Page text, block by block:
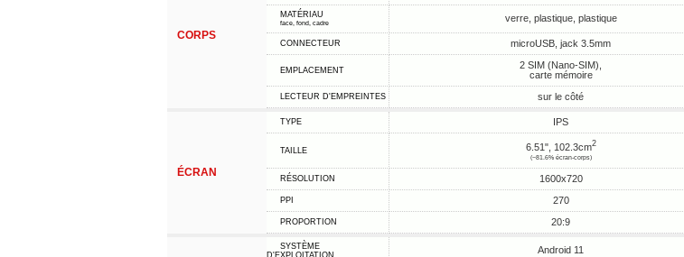
CORPS
MATÉRIAU
face, fond, cadre verre, plastique, plastique
CONNECTEUR microUSB, jack 3.5mm
EMPLACEMENT
2 SIM (Nano-SIM),
carte mémoire
LECTEUR D'EMPREINTES sur le côté
ÉCRAN
TYPE IPS
TAILLE 6.51", 102.3cm2
(~81.6% écran-corps)
RÉSOLUTION 1600x720
PPI 270
PROPORTION 20:9
SYSTÈME
D'EXPLOITATION
Android 11